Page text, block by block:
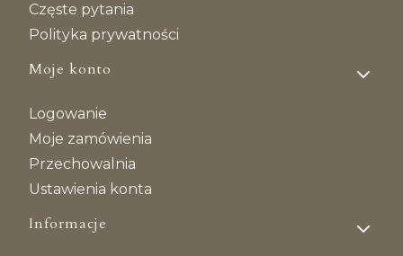
Częste pytania
Polityka prywatności
Moje konto
Logowanie
Moje zamówienia
Przechowalnia
Ustawienia konta
Informacje